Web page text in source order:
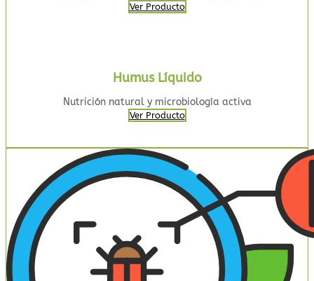
Ver Producto
Humus Líquido
Nutrición natural y microbiología activa
Ver Producto